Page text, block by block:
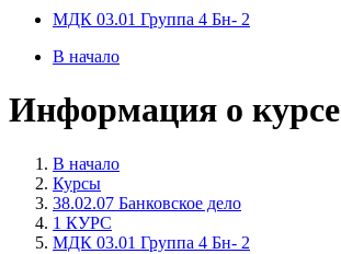
МДК 03.01 Группа 4 Бн- 2
В начало
Информация о курсе
В начало
Курсы
38.02.07 Банковское дело
1 КУРС
МДК 03.01 Группа 4 Бн- 2